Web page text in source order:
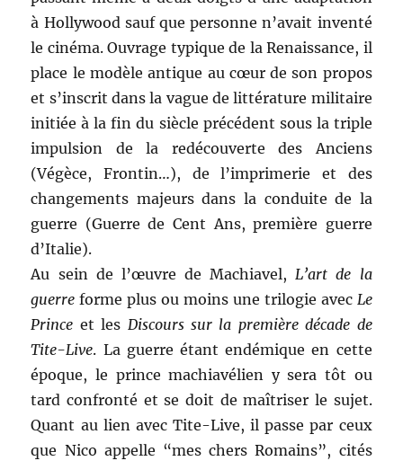
à Hollywood sauf que personne n’avait inventé
le cinéma. Ouvrage typique de la Renaissance, il
place le modèle antique au cœur de son propos
et s’inscrit dans la vague de littérature militaire
initiée à la fin du siècle précédent sous la triple
impulsion de la redécouverte des Anciens
(Végèce, Frontin…), de l’imprimerie et des
changements majeurs dans la conduite de la
guerre (Guerre de Cent Ans, première guerre
d’Italie).
Au sein de l’œuvre de Machiavel,L’art de la
guerre forme plus ou moins une trilogie avec Le
Prince et les Discours sur la première décade de
Tite-Live. La guerre étant endémique en cette
époque, le prince machiavélien y sera tôt ou
tard confronté et se doit de maîtriser le sujet.
Quant au lien avec Tite-Live, il passe par ceux
que Nico appelle “mes chers Romains”, cités